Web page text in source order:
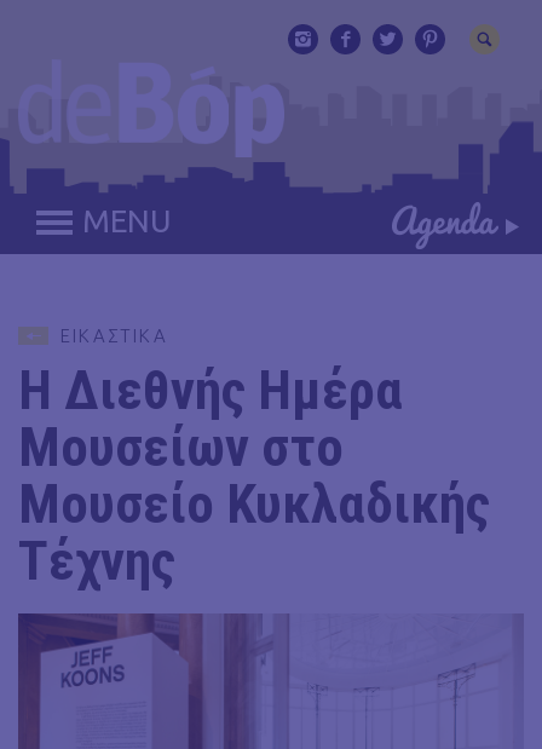
MENU
ΕΙΚΑΣΤΙΚΑ
Η Διεθνής Ημέρα
Μουσείων στο
Μουσείο Κυκλαδικής
Τέχνης